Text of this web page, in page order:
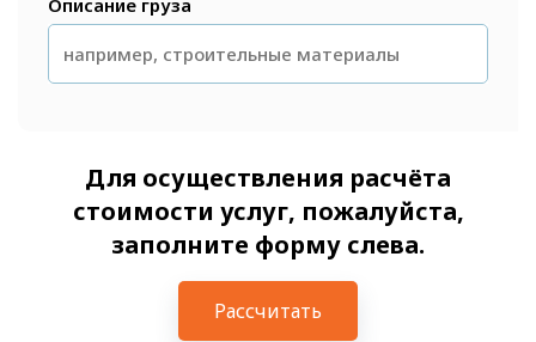
Описание груза
Для осуществления расчёта
стоимости услуг, пожалуйста,
заполните форму слева.
Рассчитать